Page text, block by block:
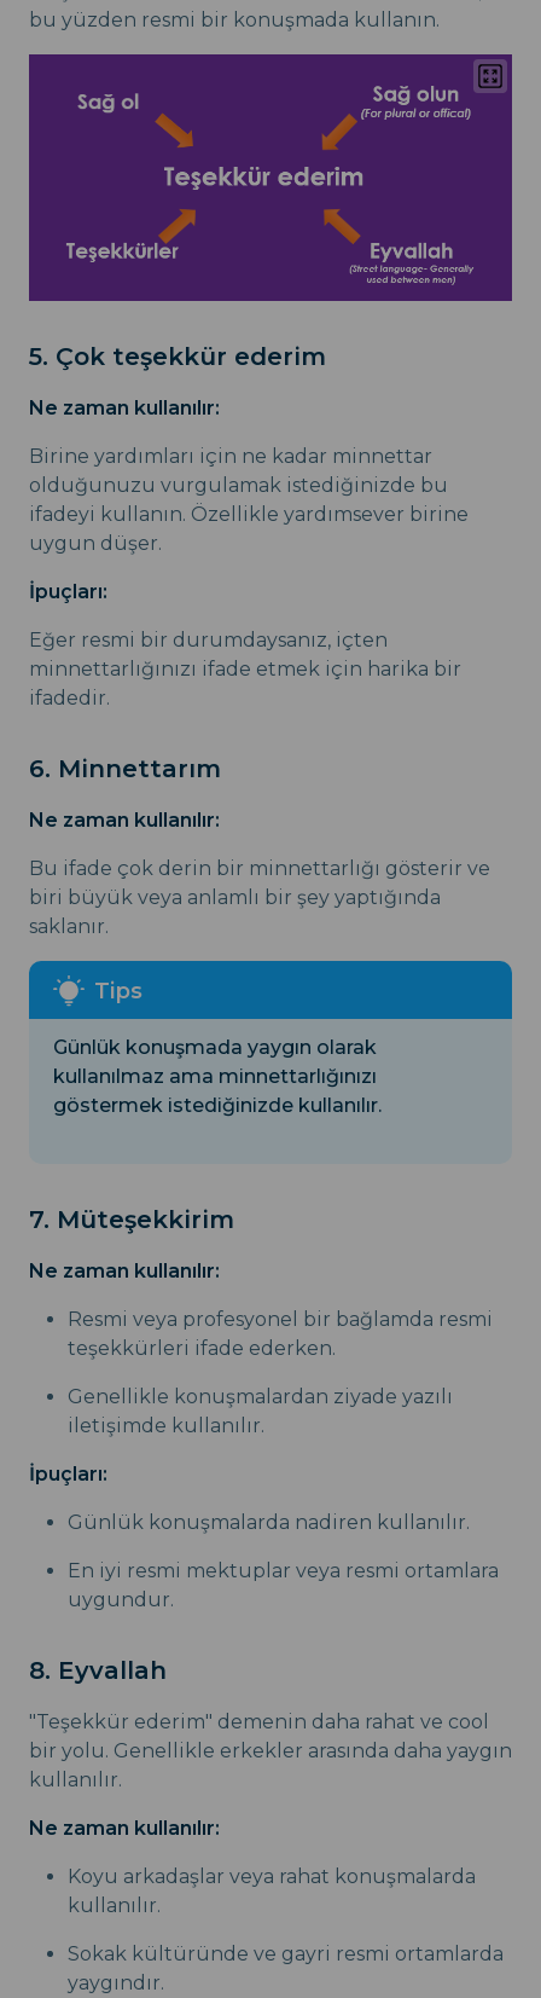
bu yüzden resmi bir konuşmada kullanın.
5. Çok teşekkür ederim
Ne zaman kullanılır:
Birine yardımları için ne kadar minnettar
olduğunuzu vurgulamak istediğinizde bu
ifadeyi kullanın. Özellikle yardımsever birine
uygun düşer.
İpuçları:
Eğer resmi bir durumdaysanız, içten
minnettarlığınızı ifade etmek için harika bir
ifadedir.
6. Minnettarım
Ne zaman kullanılır:
Bu ifade çok derin bir minnettarlığı gösterir ve
biri büyük veya anlamlı bir şey yaptığında
saklanır.
Günlük konuşmada yaygın olarak
kullanılmaz ama minnettarlığınızı
göstermek istediğinizde kullanılır.
7. Müteşekkirim
Ne zaman kullanılır:
Resmi veya profesyonel bir bağlamda resmi
teşekkürleri ifade ederken.
Genellikle konuşmalardan ziyade yazılı
iletişimde kullanılır.
İpuçları:
Günlük konuşmalarda nadiren kullanılır.
En iyi resmi mektuplar veya resmi ortamlara
uygundur.
8. Eyvallah
"Teşekkür ederim" demenin daha rahat ve cool
bir yolu. Genellikle erkekler arasında daha yaygın
kullanılır.
Ne zaman kullanılır:
Koyu arkadaşlar veya rahat konuşmalarda
kullanılır.
Sokak kültüründe ve gayri resmi ortamlarda
yaygındır.